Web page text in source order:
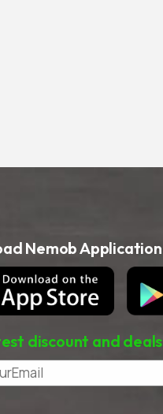
Nemob Application
discount and deals